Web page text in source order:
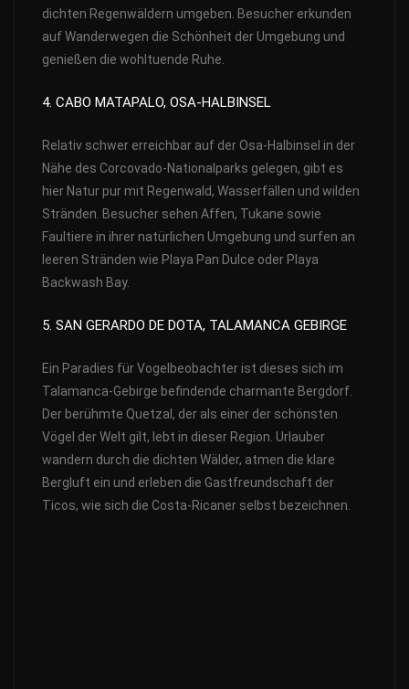
dichten Regenwäldern umgeben. Besucher erkunden
auf Wanderwegen die Schönheit der Umgebung und
genießen die wohltuende Ruhe.
4. CABO MATAPALO, OSA-HALBINSEL
Relativ schwer erreichbar auf der Osa-Halbinsel in der
Nähe des Corcovado-Nationalparks gelegen, gibt es
hier Natur pur mit Regenwald, Wasserfällen und wilden
Stränden. Besucher sehen Affen, Tukane sowie
Faultiere in ihrer natürlichen Umgebung und surfen an
leeren Stränden wie Playa Pan Dulce oder Playa
Backwash Bay.
5. SAN GERARDO DE DOTA, TALAMANCA GEBIRGE
Ein Paradies für Vogelbeobachter ist dieses sich im
Talamanca-Gebirge befindende charmante Bergdorf.
Der berühmte Quetzal, der als einer der schönsten
Vögel der Welt gilt, lebt in dieser Region. Urlauber
wandern durch die dichten Wälder, atmen die klare
Bergluft ein und erleben die Gastfreundschaft der
Ticos, wie sich die Costa-Ricaner selbst bezeichnen.